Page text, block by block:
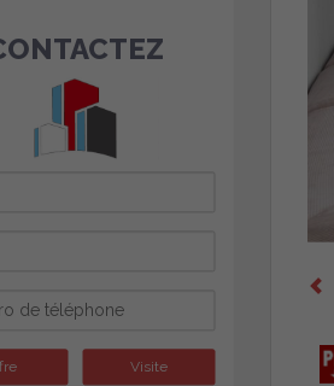
Visite